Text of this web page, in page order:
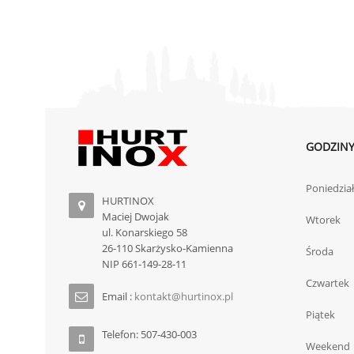
HURTINOX
Maciej Dwojak
ul. Konarskiego 58
26-110 Skarżysko-Kamienna
NIP 661-149-28-11
Email : kontakt@hurtinox.pl
Telefon: 507-430-003
Wtorek
Środa
Czwartek
Piątek
Weekend